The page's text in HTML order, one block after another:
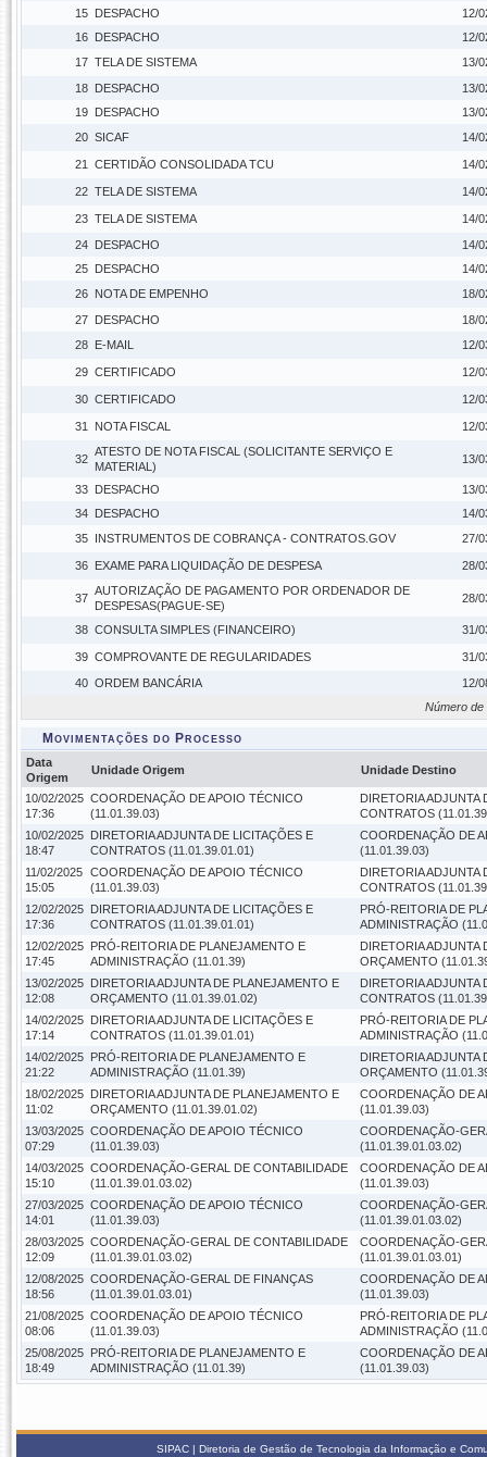
15 DESPACHO
12/
16 DESPACHO
12/
17 TELA DE SISTEMA
13/
18 DESPACHO
13/
19 DESPACHO
13/
20 SICAF 14/
21 CERTIDÃO CONSOLIDADA TCU 14/
22 TELA DE SISTEMA 14/
23 TELA DE SISTEMA
14/
24 DESPACHO
14/
25 DESPACHO
14/
26 NOTA DE EMPENHO
18/
27 DESPACHO
18/
28 E-MAIL 12/
29 CERTIFICADO 12/
30 CERTIFICADO 12/
31 NOTA FISCAL 12/
32
ATESTO DE NOTA FISCAL (SOLICITANTE SERVIÇO E
MATERIAL)
13/
33 DESPACHO
13/
34 DESPACHO
14/
35 INSTRUMENTOS DE COBRANÇA - CONTRATOS.GOV 27/
36 EXAME PARA LIQUIDAÇÃO DE DESPESA 28/
37
AUTORIZAÇÃO DE PAGAMENTO POR ORDENADOR DE
DESPESAS(PAGUE-SE)
28/
38 CONSULTA SIMPLES (FINANCEIRO) 31/
39 COMPROVANTE DE REGULARIDADES
31/
40 ORDEM BANCÁRIA
12/
Número
Movimentações do Processo
Data
Origem
Unidade Origem Unidade Destino
10/02/2025
17:36
COORDENAÇÃO DE APOIO TÉCNICO
(11.01.39.03)
DIRETORIA ADJUNTA
CONTRATOS
10/02/2025
18:47
DIRETORIA ADJUNTA DE LICITAÇÕES E
CONTRATOS (11.01.39.01.01)
COORDENAÇÃO DE
(11.01.39.03)
11/02/2025
15:05
COORDENAÇÃO DE APOIO TÉCNICO
(11.01.39.03)
DIRETORIA ADJUNTA
CONTRATOS
12/02/2025
17:36
DIRETORIA ADJUNTA DE LICITAÇÕES E
CONTRATOS (11.01.39.01.01)
PRÓ-REITORIA DE
ADMINISTRAÇÃO
12/02/2025
17:45
PRÓ-REITORIA DE PLANEJAMENTO E
ADMINISTRAÇÃO (11.01.39)
DIRETORIA ADJUNTA
ORÇAMENTO
13/02/2025
12:08
DIRETORIA ADJUNTA DE PLANEJAMENTO E
ORÇAMENTO (11.01.39.01.02)
DIRETORIA ADJUNTA
CONTRATOS
14/02/2025
17:14
DIRETORIA ADJUNTA DE LICITAÇÕES E
CONTRATOS (11.01.39.01.01)
PRÓ-REITORIA DE
ADMINISTRAÇÃO
14/02/2025
21:22
PRÓ-REITORIA DE PLANEJAMENTO E
ADMINISTRAÇÃO (11.01.39)
DIRETORIA ADJUNTA
ORÇAMENTO
18/02/2025
11:02
DIRETORIA ADJUNTA DE PLANEJAMENTO E
ORÇAMENTO (11.01.39.01.02)
COORDENAÇÃO DE
(11.01.39.03)
13/03/2025
07:29
COORDENAÇÃO DE APOIO TÉCNICO
(11.01.39.03)
COORDENAÇÃO-
(11.01.39.01.03.02)
14/03/2025
15:10
COORDENAÇÃO-GERAL DE CONTABILIDADE
(11.01.39.01.03.02)
COORDENAÇÃO DE
(11.01.39.03)
27/03/2025
14:01
COORDENAÇÃO DE APOIO TÉCNICO
(11.01.39.03)
COORDENAÇÃO-
(11.01.39.01.03.02)
28/03/2025
12:09
COORDENAÇÃO-GERAL DE CONTABILIDADE
(11.01.39.01.03.02)
COORDENAÇÃO-
(11.01.39.01.03.01)
12/08/2025
18:56
COORDENAÇÃO-GERAL DE FINANÇAS
(11.01.39.01.03.01)
COORDENAÇÃO DE
(11.01.39.03)
21/08/2025
08:06
COORDENAÇÃO DE APOIO TÉCNICO
(11.01.39.03)
PRÓ-REITORIA DE
ADMINISTRAÇÃO
25/08/2025
18:49
PRÓ-REITORIA DE PLANEJAMENTO E
ADMINISTRAÇÃO (11.01.39)
COORDENAÇÃO DE
(11.01.39.03)
SIPAC | Diretoria de Gestão de Tecnologia da Informação e